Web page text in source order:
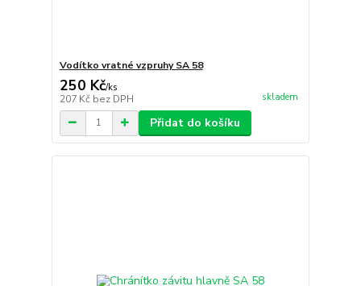
Vodítko vratné vzpruhy SA 58
250 Kč/ks
207 Kč bez DPH skladem
Přidat do košíku